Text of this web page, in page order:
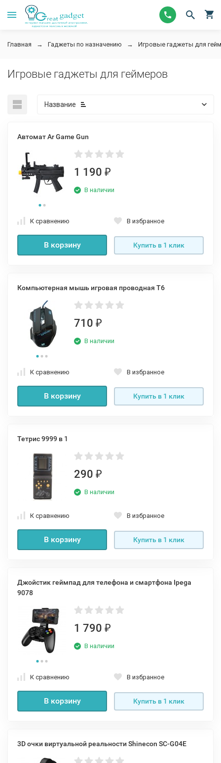
Главная Гаджеты по назначению Игровые гаджеты для
Игровые гаджеты для геймеров
Название
Автомат Ar Game Gun
1 190 ₽
В наличии
К сравнению В избранное
В корзину Купить в 1 клик
Компьютерная мышь игровая проводная T6
710 ₽
В наличии
К сравнению В избранное
В корзину Купить в 1 клик
Тетрис 9999 в 1
290 ₽
В наличии
К сравнению В избранное
В корзину Купить в 1 клик
Джойстик геймпад для телефона и смартфона Ipega
9078
1 790 ₽
В наличии
К сравнению В избранное
В корзину Купить в 1 клик
3D очки виртуальной реальности Shinecon SC-G04E